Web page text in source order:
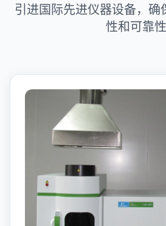
引进国际先进仪器设备，确
性和可靠性